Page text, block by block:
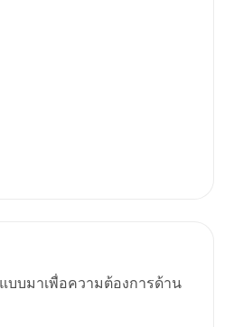
บมาเพื่อความต้องการด้าน